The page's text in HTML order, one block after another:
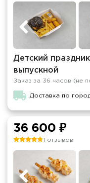
Детский
выпускной
Заказ за 36 часов (не
Доставка по
36 600 ₽
1 отзывов